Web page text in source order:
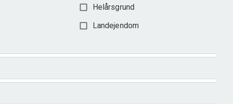
Helårsgrund
Landejendom